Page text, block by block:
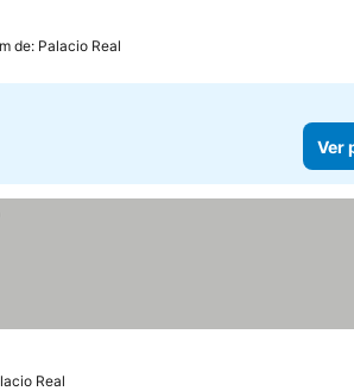
de: Palacio Real
Ver
Real